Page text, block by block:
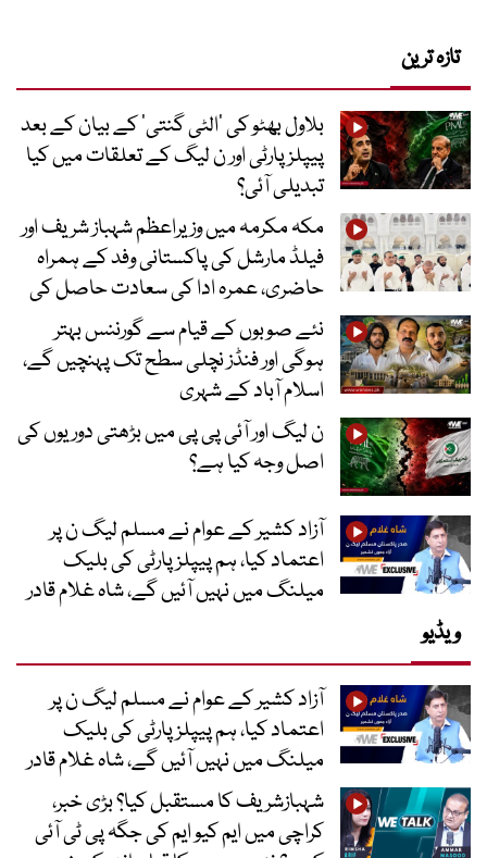
تازہ ترین
بلاول بھٹو کی ’الٹی گنتی‘ کے بیان کے بعد
پیپلز پارٹی اور ن لیگ کے تعلقات میں کیا
تبدیلی آئی؟
مکہ مکرمہ میں وزیراعظم شہباز شریف اور
فیلڈ مارشل کی پاکستانی وفد کے ہمراہ
حاضری، عمرہ ادا کی سعادت حاصل کی
نئے صوبوں کے قیام سے گورننس بہتر
ہوگی اور فنڈز نچلی سطح تک پہنچیں گے،
اسلام آباد کے شہری
ن لیگ اور آئی پی پی میں بڑھتی دوریوں کی
اصل وجہ کیا ہے؟
آزاد کشیر کے عوام نے مسلم لیگ ن پر
اعتماد کیا، ہم پیپلز پارٹی کی بلیک
میلنگ میں نہیں آئیں گے، شاہ غلام قادر
ویڈیو
آزاد کشیر کے عوام نے مسلم لیگ ن پر
اعتماد کیا، ہم پیپلز پارٹی کی بلیک
میلنگ میں نہیں آئیں گے، شاہ غلام قادر
شہبازشریف کا مستقبل کیا؟ بڑی خبر،
کراچی میں ایم کیو ایم کی جگہ پی ٹی آئی